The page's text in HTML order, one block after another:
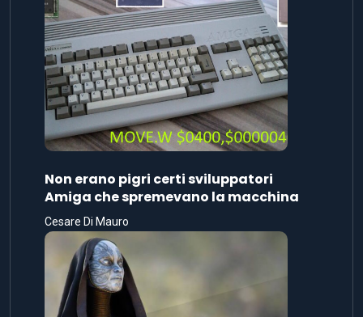
Non erano pigri certi sviluppatori
Amiga che spremevano la macchina
Cesare Di Mauro